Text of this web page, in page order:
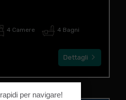
4 Camere 4 Bagni
Dettagli
per navigare!